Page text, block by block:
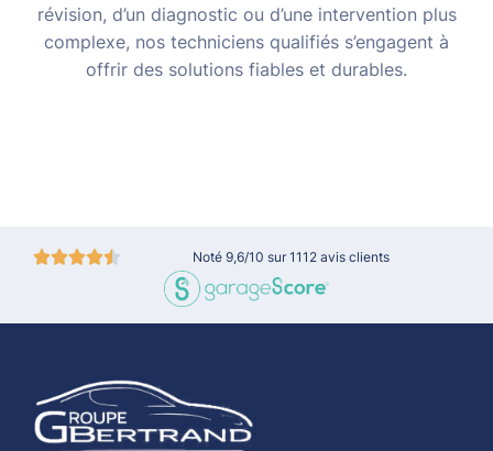
révision, d’un diagnostic ou d’une intervention plus
complexe, nos techniciens qualifiés s’engagent à
offrir des solutions fiables et durables.
Noté 9,6/10 sur 1112 avis clients